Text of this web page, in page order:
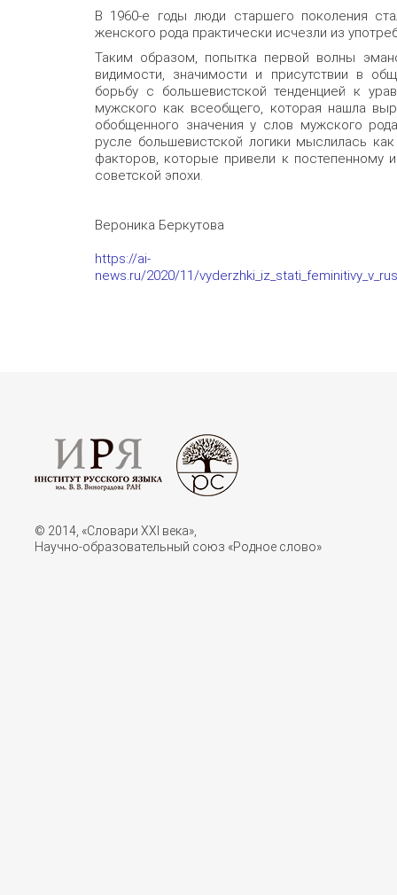
В 1960-е годы люди старшего поколения
женского рода практически исчезли из
Таким образом, попытка первой волны
видимости, значимости и присутствии в
борьбу с большевистской тенденцией к
мужского как всеобщего, которая нашла
обобщенного значения у слов мужского
русле большевистской логики мыслилась
факторов, которые привели к постепенному
советской эпохи.
Вероника Беркутова
https://ai-
news.ru/2020/11/
© 2014, «Словари XXI векa»,
Научно-образовательный союз «Родное слово»